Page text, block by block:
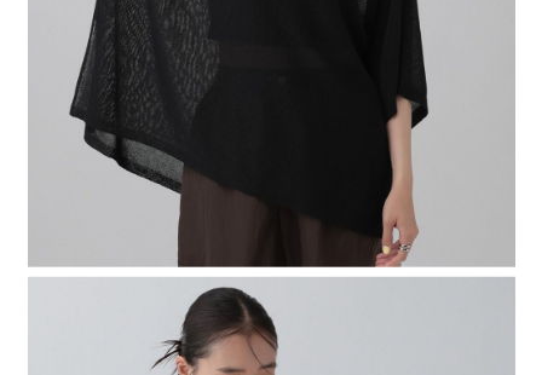
【注意事項】
１．透過由恩沛科技股份有限公司提供之「AFTEE先享後付」服務完成之交
易，需依本服務之必要範圍內提供個人資料，並將交易相關給付款項請求債
權轉讓予恩沛科技股份有限公司。
２．關於個人資料處理事宜，請瀏覽以下網址：
https://aftee.tw/terms/#terms3
３．未成年的使用者請事先徵得法定代理人或監護人之同意方可使用
「AFTEE先享後付」，若未經同意申辦者引起之損失，本公司不負相關責
４．使用「AFTEE先享後付」時，將依據個別帳號之用戶狀況，依本公司即
時審查核予不同之上限額度；若仍有額度不足之情形，本公司將視審查結果
請求用戶進行身份認證。
５．嚴禁一人註冊多個帳號或使用他人資訊註冊。若發現惡意使用之情形，
恩沛科技股份有限公司將有權停止該用戶之使用額度並採取法律行動。